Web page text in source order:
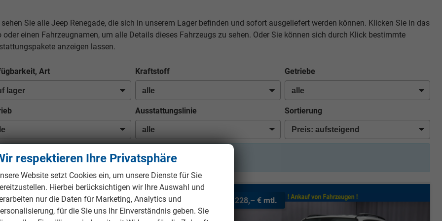
sehen Sie alle Jeep Renegade, die sich in unserem Lager befinden und sofort ausgeliefert werden können. Klicken Sie in das
oder einen Fahrzeugnamen, um alle Details dieses Fahrzeugs zu sehen. Oder Sie können sich durch Klick bestimmte
anzeigen lassen.
Art Kraftstoff Getriebe
Ausstattungslinie Sortierung
Ihrer aktuellen Filterung befinden sich4Fahrzeuge:
222,– € mtl. ab 228,– € mtl.
respektieren Ihre Privatsphäre
Website setzt Cookies ein, um unsere Dienste für Sie
Hierbei berücksichtigen wir Ihre Auswahl und
nur die Daten für Marketing, Analytics und
für die Sie uns Ihr Einverständnis geben. Sie